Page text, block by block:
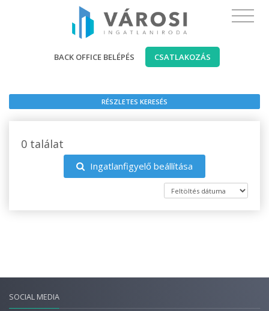
BACK OFFICE BELÉPÉS CSATLAKOZÁS
RÉSZLETES KERESÉS
0 találat
Ingatlanfigyelő beállítása
SOCIAL MEDIA